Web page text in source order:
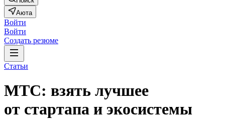
Аюта
Войти
Войти
Создать резюме
Статьи
МТС: взять лучшее
от стартапа и экосистемы